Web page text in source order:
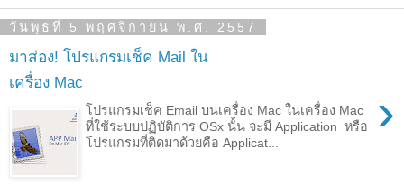
วันพุธที่ 5 พฤศจิกายน พ.ศ. 2557
มาส่อง! โปรแกรมเช็ค Mail ใน
เครื่อง Mac
›
โปรแกรมเช็ค Email บนเครื่อง Mac ในเครื่อง Mac
ที่ใช้ระบบปฏิบัติการ OSx นั้น จะมี Application หรือ
โปรแกรมที่ติดมาด้วยคือ Applicat...